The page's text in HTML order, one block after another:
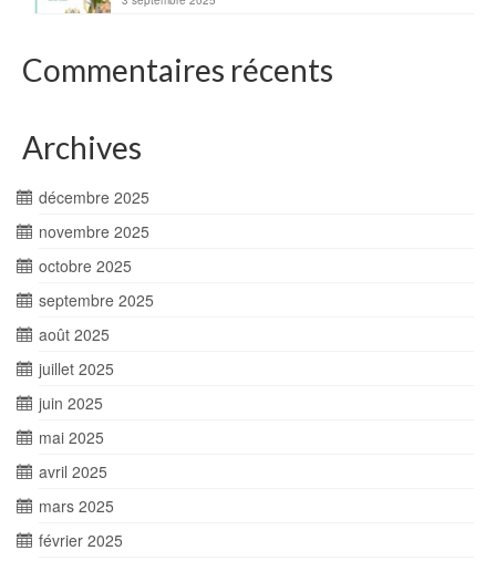
Commentaires récents
Archives
décembre 2025
novembre 2025
octobre 2025
septembre 2025
août 2025
juillet 2025
juin 2025
mai 2025
avril 2025
mars 2025
février 2025